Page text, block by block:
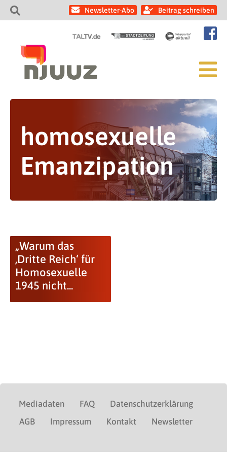
Newsletter-Abo Beitrag schreiben
homosexuelle
Emanzipation
„Warum das
‚Dritte Reich‘ für
Homosexuelle
1945 nicht...
Mediadaten FAQ
Datenschutzerklärung
AGB
Impressum Kontakt Newsletter